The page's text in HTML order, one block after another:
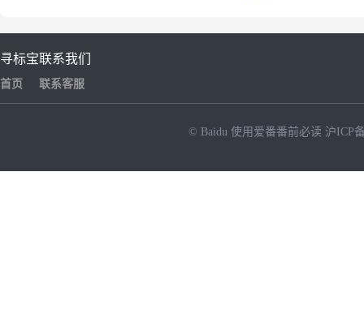
寻标宝
首页
联系我们
联系客服
© Baidu 使用爱番番前必读 沪ICP